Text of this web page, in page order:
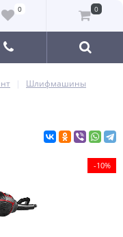
0 0
Шлифмашины
-10%